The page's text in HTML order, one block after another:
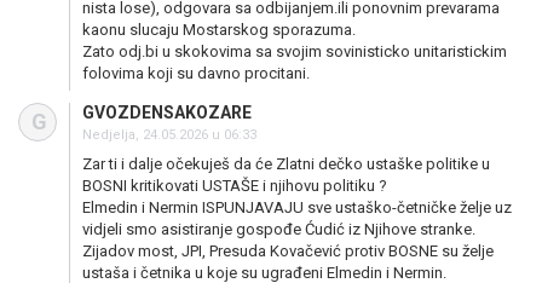
nista lose), odgovara sa odbijanjem.ili ponovnim prevarama
kaonu slucaju Mostarskog sporazuma.
Zato odj.bi u skokovima sa svojim sovinisticko unitaristickim
folovima koji su davno procitani.
G GVOZDENSAKOZARE
Nedjelja, 24.05.2026 u 06:33
Zar ti i dalje očekuješ da će Zlatni dečko ustaške politike u
BOSNI kritikovati USTAŠE i njihovu politiku ?
Elmedin i Nermin ISPUNJAVAJU sve ustaško-četničke želje uz
vidjeli smo asistiranje gospođe Ćudić iz Njihove stranke.
Zijadov most, JPI, Presuda Kovačević protiv BOSNE su želje
ustaša i četnika u koje su ugrađeni Elmedin i Nermin.